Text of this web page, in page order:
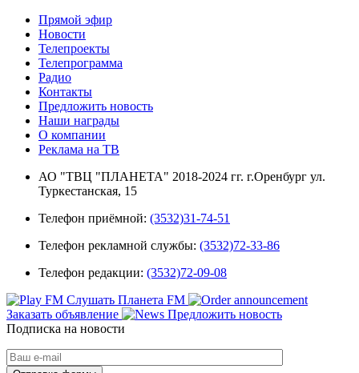
Прямой эфир
Новости
Телепроекты
Телепрограмма
Радио
Контакты
Предложить новость
Наши награды
О компании
Реклама на ТВ
АО "ТВЦ "ПЛАНЕТА" 2018-2024 гг. г.Оренбург ул.
Туркестанская, 15
Телефон приёмной: (3532)31-74-51
Телефон рекламной службы: (3532)72-33-86
Телефон редакции: (3532)72-09-08
Слушать Планета FM
Заказать объявление
Предложить новость
Подписка на новости